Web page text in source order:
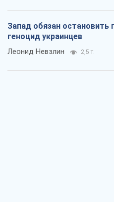
Запад обязан остановить
геноцид украинцев
Леонид Невзлин 2,5 т.